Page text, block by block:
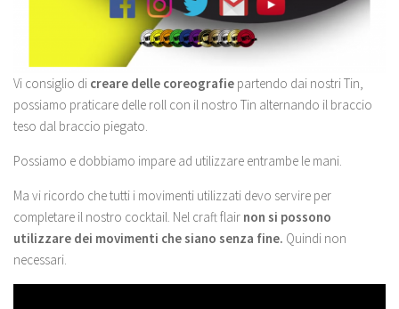
Vi consiglio di creare delle coreografie partendo dai nostri Tin,
possiamo praticare delle roll con il nostro Tin alternando il braccio
teso dal braccio piegato.
Possiamo e dobbiamo impare ad utilizzare entrambe le mani.
Ma vi ricordo che tutti i movimenti utilizzati devo servire per
completare il nostro cocktail. Nel craft flair non si possono
utilizzare dei movimenti che siano senza fine. Quindi non
necessari.